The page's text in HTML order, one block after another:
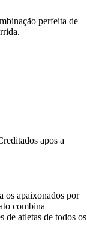
perfeita de
apos a
os apaixonados por
combina
de atletas de todos os